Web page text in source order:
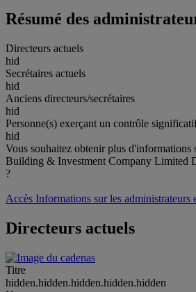
Résumé des
Directeurs actuels
hid
Secrétaires actuels
hid
Anciens directeurs/secrétaires
hid
Personne(s) exerçant un contrôle
hid
Vous souhaitez obtenir plus
Building & Investment Company Limited
?
Accès Informations sur les administrateurs
Directeurs actuels
Titre
hidden.hidden.hidden.hidden.hidden